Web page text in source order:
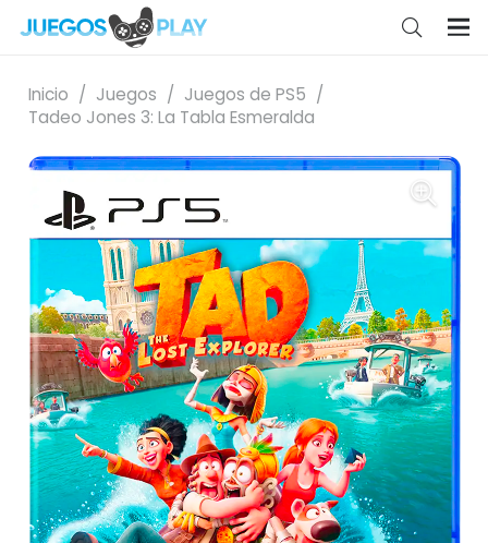
Inicio / Juegos / Juegos de PS5 /
Tadeo Jones 3: La Tabla Esmeralda